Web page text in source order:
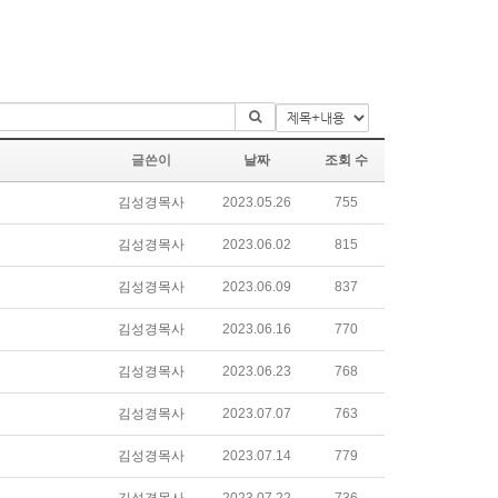
글쓴이 날짜 조회 수
김성경목사 2023.05.26 755
김성경목사 2023.06.02 815
김성경목사 2023.06.09 837
김성경목사 2023.06.16 770
김성경목사 2023.06.23 768
김성경목사 2023.07.07 763
김성경목사 2023.07.14 779